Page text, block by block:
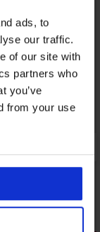
ads, to
our traffic.
of our site with
partners who
you’ve
from your use